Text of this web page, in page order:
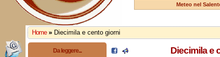
Meteo nel
Home » Diecimila e cento giorni
Da leggere... Diecimila e